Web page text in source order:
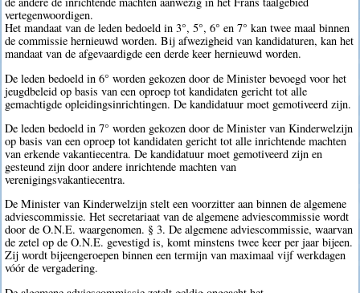
vertegenwoordigen.
Het mandaat van de leden bedoeld in 3°, 5°, 6° en 7° kan twee maal binnen
de commissie hernieuwd worden. Bij afwezigheid van kandidaturen, kan het
mandaat van de afgevaardigde een derde keer hernieuwd worden.
De leden bedoeld in 6° worden gekozen door de Minister bevoegd voor het
jeugdbeleid op basis van een oproep tot kandidaten gericht tot alle
gemachtigde opleidingsinrichtingen. De kandidatuur moet gemotiveerd zijn.
De leden bedoeld in 7° worden gekozen door de Minister van Kinderwelzijn
op basis van een oproep tot kandidaten gericht tot alle inrichtende machten
van erkende vakantiecentra. De kandidatuur moet gemotiveerd zijn en
gesteund zijn door andere inrichtende machten van
verenigingsvakantiecentra.
De Minister van Kinderwelzijn stelt een voorzitter aan binnen de algemene
adviescommissie. Het secretariaat van de algemene adviescommissie wordt
door de O.N.E. waargenomen. § 3. De algemene adviescommissie, waarvan
de zetel op de O.N.E. gevestigd is, komt minstens twee keer per jaar bijeen.
Zij wordt bijeengeroepen binnen een termijn van maximaal vijf werkdagen
vóór de vergadering.